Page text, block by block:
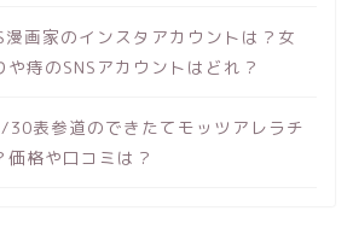
漫画家のインスタアカウントは？女
や痔のSNSアカウントはどれ？
30表参道のできたてモッツアレラチ
価格や口コミは？